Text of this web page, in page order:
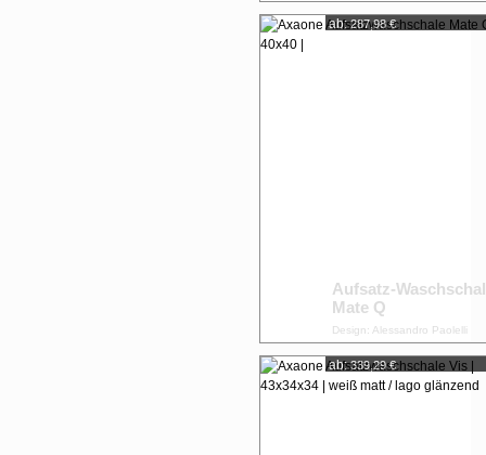
ab: 287,98 €
Aufsatz-
Mate Q
Design: Alessandro Paolelli
ab: 339,29 €